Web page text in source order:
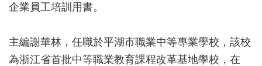
企業員工培訓用書。
主編謝華林，任職於平湖市職業中等專業學校，該校
為浙江省首批中等職業教育課程改革基地學校，在